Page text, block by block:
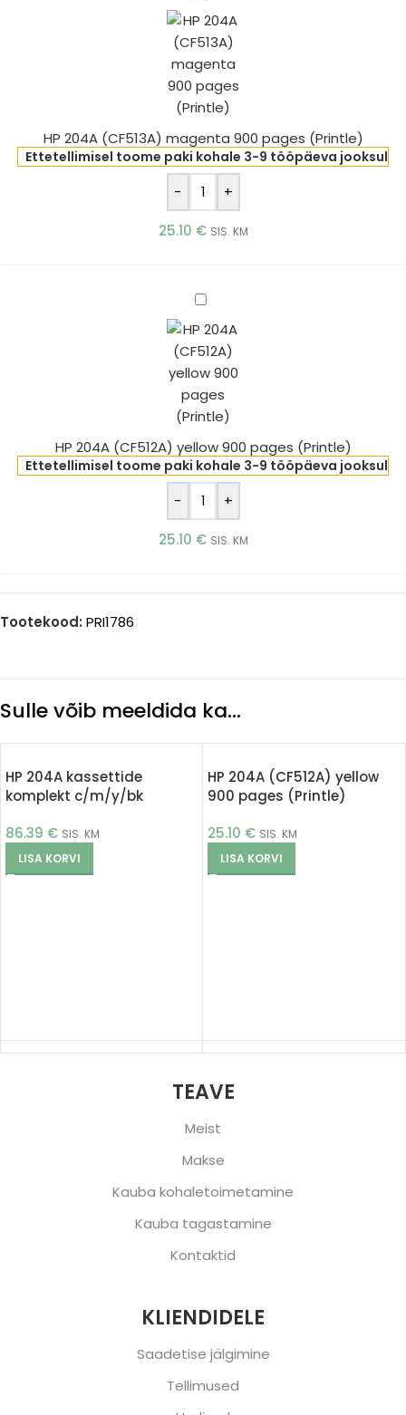
204A
(CF513A)
magenta
900
pages
(Printle)
HP 204A (CF513A) magenta 900 pages (Printle)
Ettetellimisel toome paki kohale 3-9 tööpäeva jooksul
- +
25.10 € SIS. KM
HP
204A
(CF512A)
yellow
pages
(Printle)
HP 204A (CF512A) yellow 900 pages (Printle)
Ettetellimisel toome paki kohale 3-9 tööpäeva jooksul
- +
25.10 € SIS. KM
Tootekood: PRI1786
Sulle võib meeldida ka…
HP 204A kassettide
komplekt c/m/y/bk
86.39 € SIS. KM
LISA KORVI
HP 204A (CF512A) yellow
900 pages (Printle)
25.10 € SIS. KM
LISA KORVI
TEAVE
Meist
Makse
Kauba kohaletoimetamine
Kauba tagastamine
Kontaktid
KLIENDIDELE
Saadetise jälgimine
Tellimused